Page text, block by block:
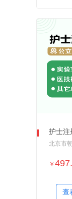
护士注
北京市
￥
查